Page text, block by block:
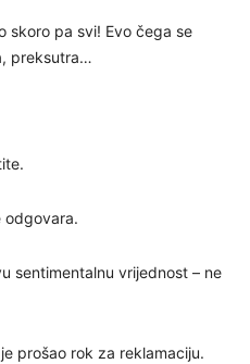
skoro pa svi! Evo čega se
preksutra…
odgovara.
sentimentalnu vrijednost – ne
prošao rok za reklamaciju.